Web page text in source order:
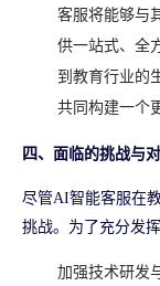
客服将能够与
供一站式、全
到教育行业的
共同构建一个
四、面临的挑战与
尽管AI智能客服在
挑战。为了充分发
加强技术研发